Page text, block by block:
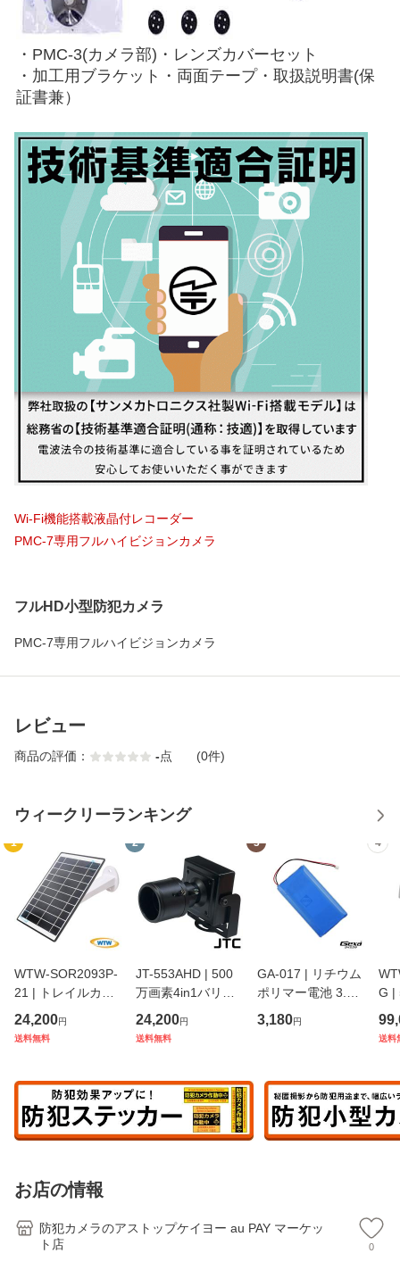
・PMC-3(カメラ部)・レンズカバーセット
・加工用ブラケット・両面テープ・取扱説明書(保
証書兼）
Wi-Fi機能搭載液晶付レコーダー
PMC-7専用フルハイビジョンカメラ
フルHD小型防犯カメラ
PMC-7専用フルハイビジョンカメラ
レビュー
商品の評価： -点 (0件)
ウィークリーランキング
1
WTW-SOR2093P-
21 | トレイルカメ
ラ用 21,000mAhバ
ッテリー内蔵ソー
ラーパネル【防犯
メラ】【トレイル
カメラ】【塚本無
線
24,200円
送料無料
2
JT-553AHD | 500
万画素4in1バリフ
ォーカルレンズ搭
載小型AHDカメラ
【JTC】【防犯カ
ラ】【セキュリテ
ィーカメラ】【屋
内
24,200円
送料無料
3
GA-017 | リチウム
ポリマー電池 3.7V
3000mAh PSE認証
済
3,180円
4
G |
度
高
線
線
ラ
ラ
送料
お店の情報
防犯カメラのアストップケイヨー au PAY マーケッ
ト店
0